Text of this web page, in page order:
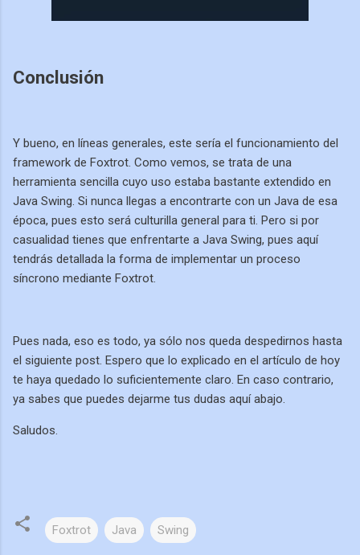
Conclusión
Y bueno, en líneas generales, este sería el funcionamiento del
framework de Foxtrot. Como vemos, se trata de una
herramienta sencilla cuyo uso estaba bastante extendido en
Java Swing. Si nunca llegas a encontrarte con un Java de esa
época, pues esto será culturilla general para ti. Pero si por
casualidad tienes que enfrentarte a Java Swing, pues aquí
tendrás detallada la forma de implementar un proceso
síncrono mediante Foxtrot.
Pues nada, eso es todo, ya sólo nos queda despedirnos hasta
el siguiente post. Espero que lo explicado en el artículo de hoy
te haya quedado lo suficientemente claro. En caso contrario,
ya sabes que puedes dejarme tus dudas aquí abajo.
Saludos.
Foxtrot Java Swing